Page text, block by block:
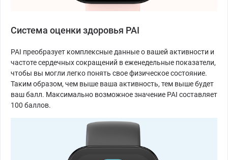
Система оценки здоровья PAI
PAI преобразует комплексные данные о вашей активности и
частоте сердечных сокращений в еженедельные показатели,
чтобы вы могли легко понять свое физическое состояние.
Таким образом, чем выше ваша активность, тем выше будет
ваш балл. Максимально возможное значение PAI составляет
100 баллов.